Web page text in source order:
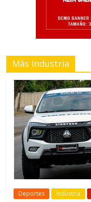
Más Industria
Deportes Industria